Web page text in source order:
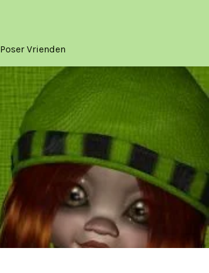
Poser Vrienden